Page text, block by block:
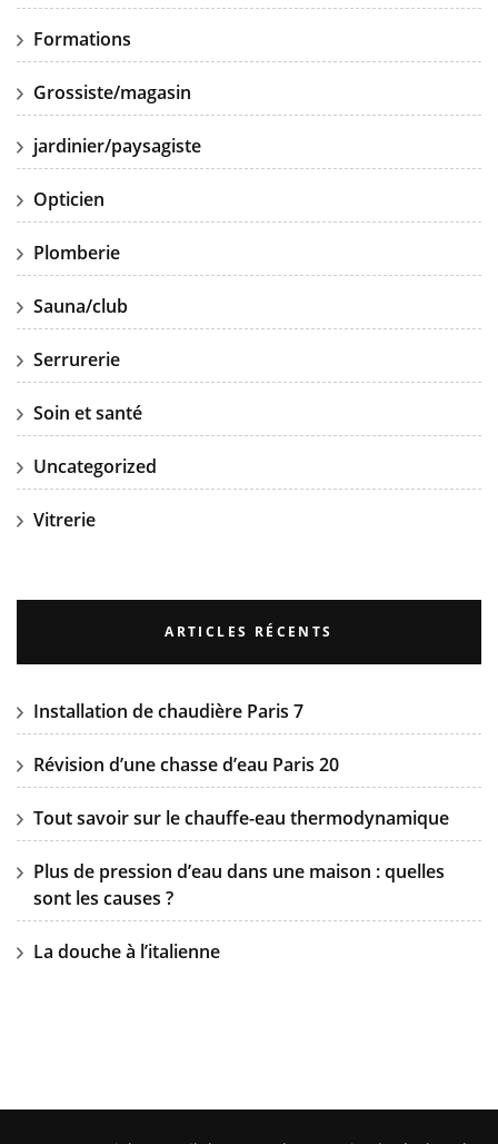
Formations
Grossiste/magasin
jardinier/paysagiste
Opticien
Plomberie
Sauna/club
Serrurerie
Soin et santé
Uncategorized
Vitrerie
ARTICLES RÉCENTS
Installation de chaudière Paris 7
Révision d’une chasse d’eau Paris 20
Tout savoir sur le chauffe-eau thermodynamique
Plus de pression d’eau dans une maison : quelles
sont les causes ?
La douche à l’italienne